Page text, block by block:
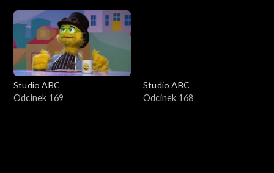
Studio ABC
Odcinek 169
Studio ABC
Odcinek 168